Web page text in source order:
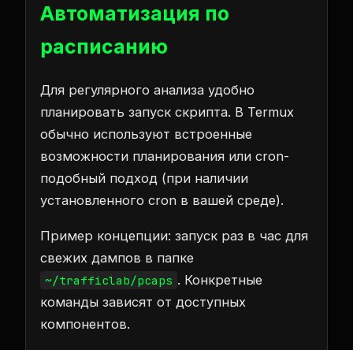
Автоматизация по
расписанию
Для регулярного анализа удобно
планировать запуск скрипта. В Termux
обычно используют встроенные
возможности планирования или cron-
подобный подход (при наличии
установленного cron в вашей среде).
Пример концепции: запуск раз в час для
свежих дампов в папке
~/trafficlab/pcaps . Конкретные
команды зависят от доступных
компонентов.